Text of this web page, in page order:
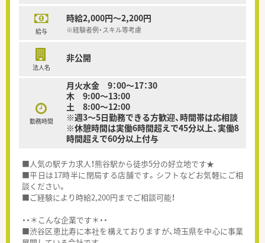
給与
時給2,000円～2,200円
※経験者例・スキル等考慮
法人名
非公開
勤務時間
月火水金 9：00～17：30
木 9:00～13:00
土 8:00～12:00
※週3～5日勤務できる方歓迎、時間帯は応相談
※休憩時間は実働6時間超えで45分以上、実働8
時間超えで60分以上付与
■人気の駅チカ求人！熊谷駅から徒歩5分の好立地です★
■平日は17時半に閉局する店舗です。シフトなどお気軽にご相
談ください。
■ご経験により時給2,200円までご相談可能！
・・＊こんな企業です＊・・
■渋谷区恵比寿に本社を構えておりますが、埼玉県を中心に事業